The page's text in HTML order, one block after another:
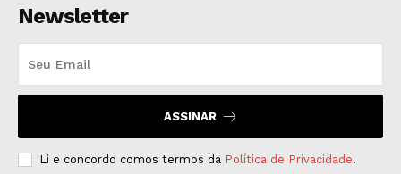
Newsletter
ASSINAR
Li e concordo comos termos da Política de Privacidade.